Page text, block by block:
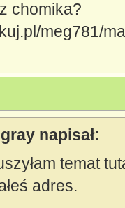
chomika?
meg781/
napisał:
temat
adres.